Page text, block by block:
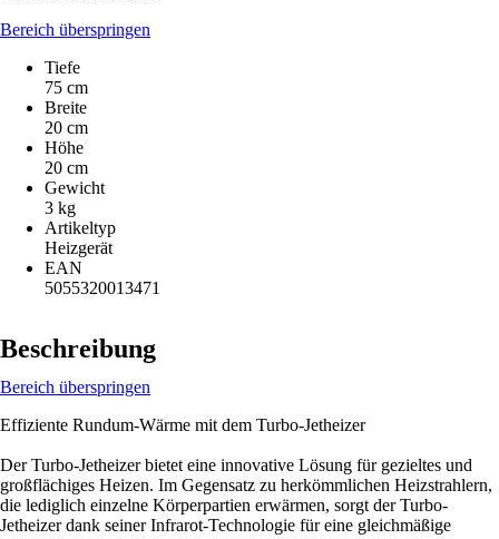
Bereich überspringen
Tiefe
75 cm
Breite
20 cm
Höhe
20 cm
Gewicht
3 kg
Artikeltyp
Heizgerät
EAN
5055320013471
Beschreibung
Bereich überspringen
Effiziente Rundum-Wärme mit dem Turbo-Jetheizer
Der Turbo-Jetheizer bietet eine innovative Lösung für gezieltes und
großflächiges Heizen. Im Gegensatz zu herkömmlichen Heizstrahlern,
die lediglich einzelne Körperpartien erwärmen, sorgt der Turbo-
Jetheizer dank seiner Infrarot-Technologie für eine gleichmäßige